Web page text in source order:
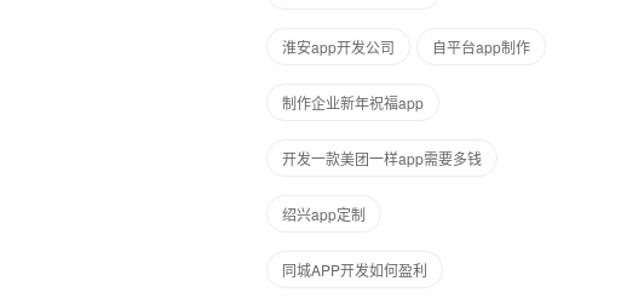
淮安app开发公司 自平台app制作
制作企业新年祝福app
开发一款美团一样app需要多钱
绍兴app定制
同城APP开发如何盈利